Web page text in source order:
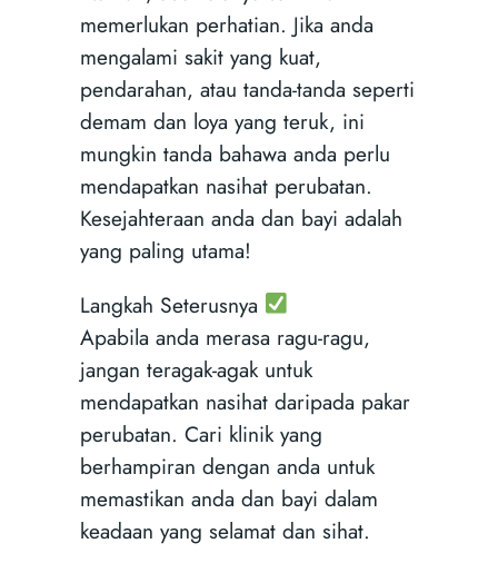
memerlukan perhatian. Jika anda
mengalami sakit yang kuat,
pendarahan, atau tanda-tanda seperti
demam dan loya yang teruk, ini
mungkin tanda bahawa anda perlu
mendapatkan nasihat perubatan.
Kesejahteraan anda dan bayi adalah
yang paling utama!
Langkah Seterusnya
Apabila anda merasa ragu-ragu,
jangan teragak-agak untuk
mendapatkan nasihat daripada pakar
perubatan. Cari klinik yang
berhampiran dengan anda untuk
memastikan anda dan bayi dalam
keadaan yang selamat dan sihat.